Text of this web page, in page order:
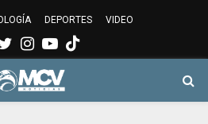
DEPORTES VIDEO
Twitter
Instagram
Youtube